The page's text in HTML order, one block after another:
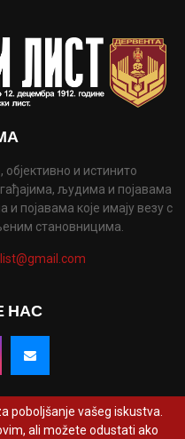
и истинито
људима и појавама
појавама које имају везу с
становницима.
НАС
poboljšanje vašeg iskustva.
ali možete odustati ako